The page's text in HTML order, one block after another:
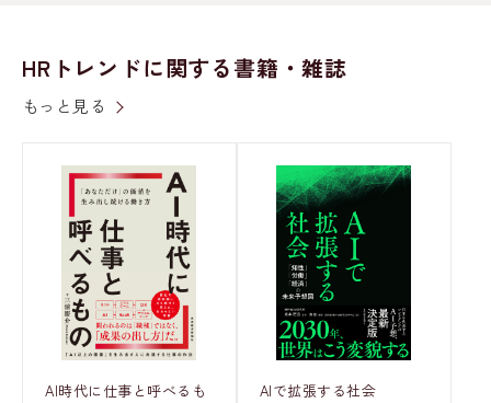
HRトレンドに関する書籍・雑誌
もっと見る
AI時代に仕事と呼べるも
AIで拡張する社会